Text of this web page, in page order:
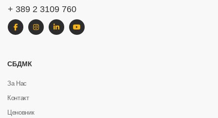
+ 389 2 3109 760
СБДМК
За Нас
Контакт
Ценовник